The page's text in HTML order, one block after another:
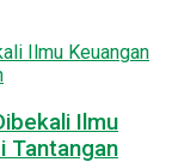
Ilmu
Tantangan